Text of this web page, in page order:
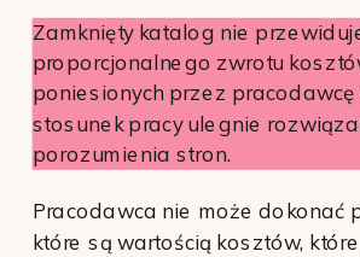
Zamknięty katalog nie
proporcjonalnego zwrotu
poniesionych przez pracodawcę
stosunek pracy ulegnie
porozumienia stron.
Pracodawca nie może dokonać
które są wartością kosztów,